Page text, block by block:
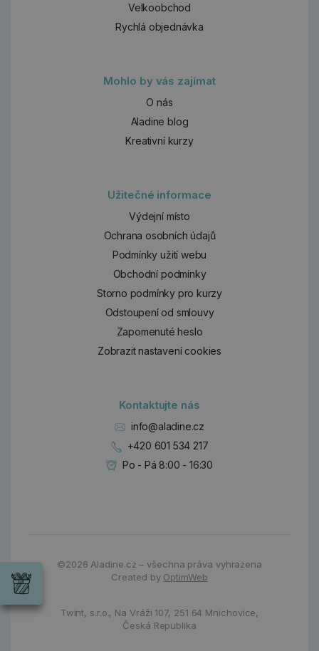
Velkoobchod
Rychlá objednávka
Mohlo by vás zajímat
O nás
Aladine blog
Kreativní kurzy
Užitečné informace
Výdejní místo
Ochrana osobních údajů
Podmínky užití webu
Obchodní podmínky
Storno podmínky pro kurzy
Odstoupení od smlouvy
Zapomenuté heslo
Zobrazit nastavení cookies
Kontaktujte nás
info@aladine.cz
+420 601 534 217
Po - Pá 8:00 - 16:30
©2026 Aladine.cz – všechna práva vyhrazena
Created by OptimWeb
Twint, s.r.o., Na Vráži 107, 251 64 Mnichovice,
Česká Republika
Wrendale
příležitost
Chci si vybrat